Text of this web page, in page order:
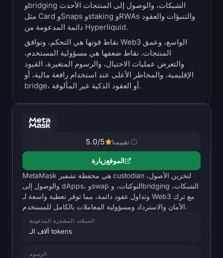
صناديق Solana ETFs
صناديق ETFs في Hyperliquid
الخزائن
خزائن Bitcoin
خزائن Ethereum
خزائن Solana
خزائن Hyperliquid
Liquidations
جميع Liquidations
خريطة حرارة BTC
وbridging الشبكات، والوصول إلى المنتجات الأحدث
مثل Card وSnaps وstaking وRWAs والتنبؤات والعقود
دائمة المدعومة من Hyperliquid.
نقاط قوتها هي التحكم، وتوافق Web3 الواسع، وعمق
المنتجات. نقاط ضعفها هي مسؤولية المستخدم،
والتعرض عمليات الاحتيال، والرسوم المتغيرة، القيود
الإقليمية، والمخاطر الأعلى عند استخدام رافعة مالية، أو
bridge، أو العقود الذكية غير المألوفة.
5.0/5 تقييمنا
زيارةالموقع
MetaMask هي محفظة تشفير custodian لتخزين الأصول،
والوصول إلى dApps، وswap التوكنات، وbridging الشبكات،
وتداول عقود دائمة، مما توفر تغطية واسعة لـ Web3 مع ترك
الأمان والاسترداد ومسؤولية المعاملات بالكامل للمستخدم.
العملات المشفرة المدعومة
آلاف الـ tokens
الرسوم